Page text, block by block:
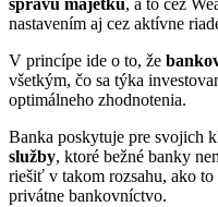
správu majetku, a to cez
nastavením aj cez aktívne
V princípe ide o to, že
všetkým, čo sa týka
optimálneho zhodnotenia.
Banka poskytuje pre svojich
služby, ktoré bežné banky
riešiť v takom rozsahu, ako to
privátne bankovníctvo.